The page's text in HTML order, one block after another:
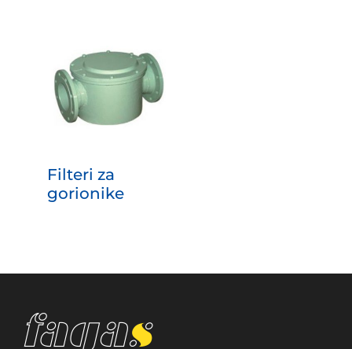
Filteri za
gorionike